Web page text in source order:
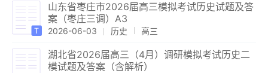
山东省枣庄市2026届高三模拟考试历史试题及答
案（枣庄三调）A3
2026-06-03 历史 高三
湖北省2026届高三（4月）调研模拟考试历史二
模试题及答案（含解析）